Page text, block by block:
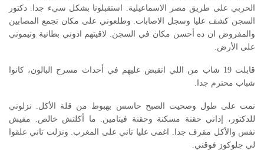
الحربي على طريق مصر الاسماعيلية. استقبلونا بشكل سيء جدا. دكتور
السجن كشف عليا وسجل الاصابات. وطلعوني على مكان تجمع المصابين
والمفروض ان ده أحسن مكان في السجن. لاقيتهم ادوني بطانية ونيموني
على الأرض.
قابلت 19 شاب من اللي اتقبض عليهم في أحداث مسرح البالون، كانوا
شباب محترم جدا.
نمت على طول وصحيت الصبح حاسس بهبوط من قلة الأكل. نزلوني
للدكتور، إداني حقنة مسكنة وحقنة فيتامين. ما أكلتش خالص. مفيش
نفس والأكل مقرف جدا. اغمى عليا تاني على المغرب. ونزلت تاني علقوا
لي جلوكوز فوقني.